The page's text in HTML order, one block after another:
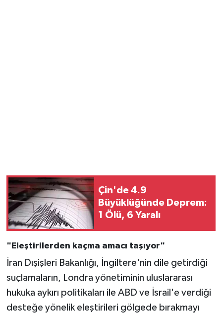
Çin'de 4.9
Büyüklüğünde Deprem:
1 Ölü, 6 Yaralı
"Eleştirilerden kaçma amacı taşıyor"
İran Dışişleri Bakanlığı, İngiltere'nin dile getirdiği
suçlamaların, Londra yönetiminin uluslararası
hukuka aykırı politikaları ile ABD ve İsrail'e verdiği
desteğe yönelik eleştirileri gölgede bırakmayı